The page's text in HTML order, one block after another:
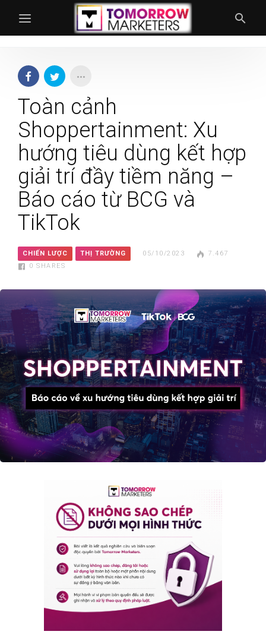
Toàn cảnh
Shoppertainment: Xu
hướng tiêu dùng kết hợp
giải trí đầy tiềm năng –
Báo cáo từ BCG và
TikTok
CHIẾN LƯỢC THỊ TRƯỜNG 05/10/2023
7.467
0 SHARES